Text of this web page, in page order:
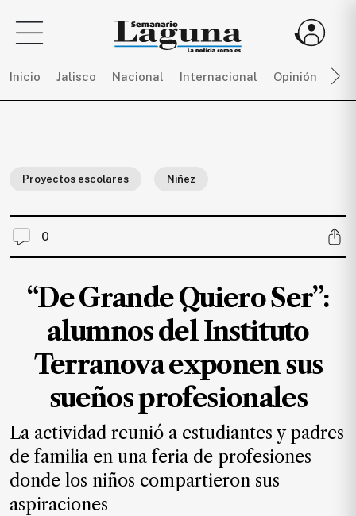
Inicio Jalisco Nacional Internacional Opinión
actualidad
únete
a
LAGUNA
MXN
Suscríbete ahora
NOTICIAS
Proyectos escolares Niñez
0
“De Grande Quiero Ser”:
alumnos del Instituto
Terranova exponen sus
sueños profesionales
La actividad reunió a estudiantes y padres
de familia en una feria de profesiones
donde los niños compartieron sus
aspiraciones